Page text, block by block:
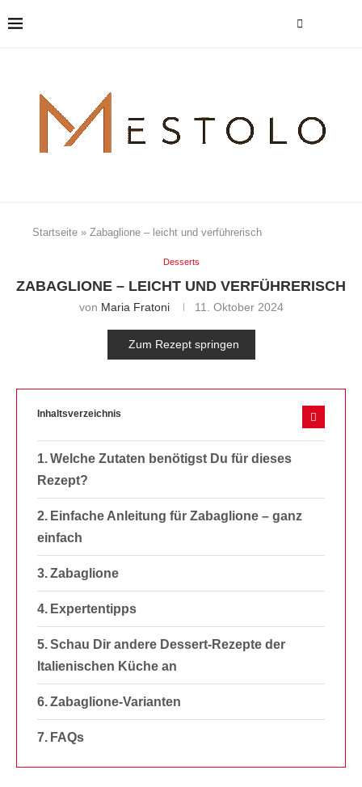
Startseite » Zabaglione – leicht und verführerisch
Desserts
ZABAGLIONE – LEICHT UND VERFÜHRERISCH
von Maria Fratoni 11. Oktober 2024
Zum Rezept springen
Inhaltsverzeichnis
Welche Zutaten benötigst Du für dieses
Rezept?
Einfache Anleitung für Zabaglione – ganz
einfach
Zabaglione
Expertentipps
Schau Dir andere Dessert-Rezepte der
Italienischen Küche an
Zabaglione-Varianten
FAQs